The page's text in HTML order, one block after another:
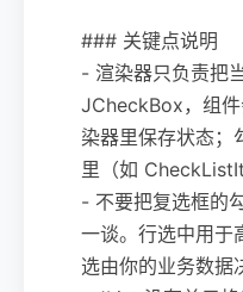
### 关键点说明
- 渲染器只负责把
JCheckBox，组
染器里保存状态；
里（如
- 不要把复选框的
一谈。行选中用于
选由你的业务数据